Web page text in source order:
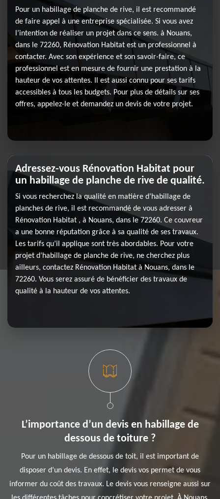
Pour un habillage de planche de rive, il est recommandé
de faire appel à une entreprise spécialisée. Si vous avez
l’intention de réaliser un projet dans ce sens. à Nouans,
dans le 72260, Rénovation Habitat est un professionnel à
contacter. Avec son expérience et son savoir-faire, ce
professionnel est en mesure de fournir une prestation à la
hauteur de vos attentes. Il est aussi connu pour ses tarifs
accessibles à tous les budgets. Pour plus de détails sur ses
offres, appelez-le et demandez un devis de votre projet.
Adressez-vous Rénovation Habitat pour
un habillage de planche de rive de qualité.
Si vous recherchez la qualité en matière d’habillage de
planches de rive, il est recommandé de vous adresser à
Rénovation Habitat , à Nouans, dans le 72260. Ce couvreur
a une bonne réputation grâce à sa qualité de ses travaux.
Les tarifs qu’il applique sont très abordables. Pour votre
projet d’habillage de planche de rive, ne cherchez plus
ailleurs, contactez Rénovation Habitat à Nouans, dans le
72260. Vous serez assuré de bénéficier des travaux de
qualité à la hauteur de vos attentes.
L’importance d’un devis en habillage de
dessous de toiture ?
Pour un habillage de dessous de toit, il est important de
disposer d’un devis. En effet, le devis vos permet de vous
informer du coût des travaux. Le devis vous renseigne aussi sur